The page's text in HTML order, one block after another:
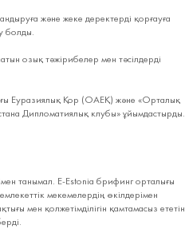
және жеке деректерді қорғауға
болды.
озық тәжірибелер мен тәсілдерді
Еуразиялық Қор (ОАЕҚ) және «Орталық
Дипломатиялық клубы» ұйымдастырды.
танымал. E-Estonia брифинг орталығы
мекемелердің өкілдерімен
мен қолжетімділігін қамтамасыз ететін